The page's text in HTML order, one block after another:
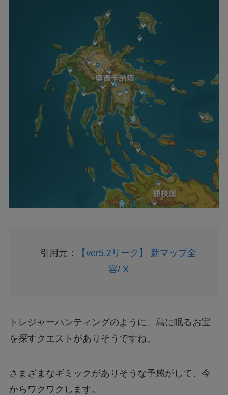
引用元：
【ver5.2リーク】 新マップ全
容/ X
トレジャーハンティングのように、島に眠るお宝
を探すクエストがありそうですね。
さまざまなギミックがありそうな予感がして、今
からワクワクします。